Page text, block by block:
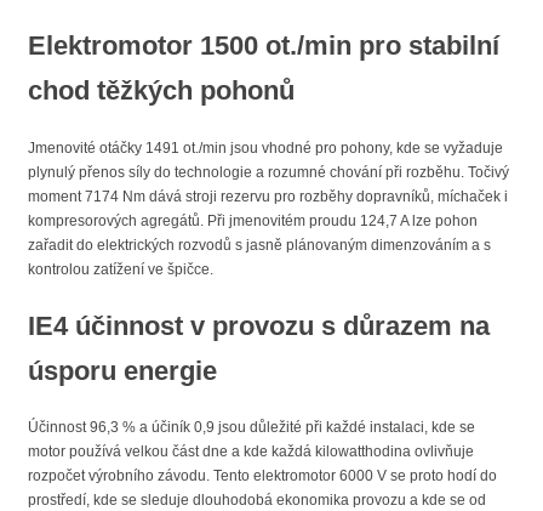
Elektromotor 1500 ot./min pro stabilní
chod těžkých pohonů
Jmenovité otáčky 1491 ot./min jsou vhodné pro pohony, kde se vyžaduje
plynulý přenos síly do technologie a rozumné chování při rozběhu. Točivý
moment 7174 Nm dává stroji rezervu pro rozběhy dopravníků, míchaček i
kompresorových agregátů. Při jmenovitém proudu 124,7 A lze pohon
zařadit do elektrických rozvodů s jasně plánovaným dimenzováním a s
kontrolou zatížení ve špičce.
IE4 účinnost v provozu s důrazem na
úsporu energie
Účinnost 96,3 % a účiník 0,9 jsou důležité při každé instalaci, kde se
motor používá velkou část dne a kde každá kilowatthodina ovlivňuje
rozpočet výrobního závodu. Tento elektromotor 6000 V se proto hodí do
prostředí, kde se sleduje dlouhodobá ekonomika provozu a kde se od